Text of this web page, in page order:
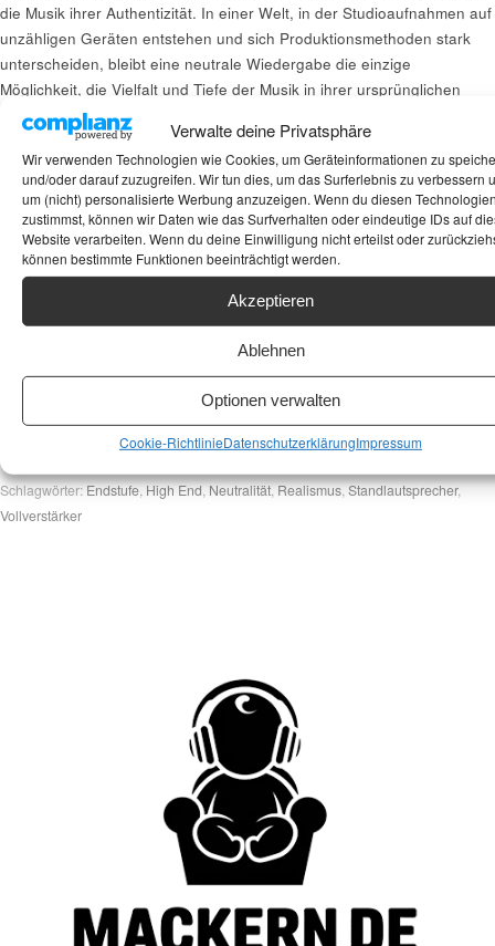
Verwalte deine Privatsphäre
Wir verwenden Technologien wie Cookies, um Geräteinformationen zu
und/oder darauf zuzugreifen. Wir tun dies, um das Surferlebnis zu verbessern
um (nicht) personalisierte Werbung anzuzeigen. Wenn du diesen
zustimmst, können wir Daten wie das Surfverhalten oder eindeutige IDs auf
Website verarbeiten. Wenn du deine Einwilligung nicht erteilst oder
können bestimmte Funktionen beeinträchtigt werden.
Akzeptieren
Ablehnen
Optionen verwalten
Cookie-RichtlinieDatenschutzerklärungImpressum
die Musik ihrer Authentizität. In einer Welt, in der Studioaufnahmen auf
unzähligen Geräten entstehen und sich Produktionsmethoden stark
unterscheiden, bleibt eine neutrale Wiedergabe die einzige
Möglichkeit, die Vielfalt und Tiefe der Musik in ihrer ursprünglichen
Form zu erleben.
Für Musikliebhaber ist dies ein zentraler Punkt: Nur durch Neutralität
kann der Klang der Musik in seiner reinen, ungeschönten Schönheit
genossen werden – genau so, wie es die Künstler und Toningenieure
beabsichtigt haben.Neutralität ist somit nicht nur eine Frage der
Technik, sondern der Ehrlichkeit gegenüber der Kunst.
Kennst Du schonAliexpress? Und
wusste Du, das man dort hervorragende
Silberkabel in Cinch und XLR für
wenig Geld erwerben klann?
Schlagwörter:Endstufe,High End,Neutralität,Realismus,Standlautsprecher,
Vollverstärker